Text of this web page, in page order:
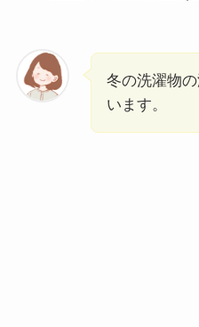
冬の洗濯物
います。